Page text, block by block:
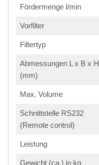
Fördermenge l/min
Vorfilter
Filtertyp
Abmessungen L x B x H
(mm)
Max. Volume
Schnittstelle RS232
(Remote control)
Leistung
Gewicht (ca.) in kg